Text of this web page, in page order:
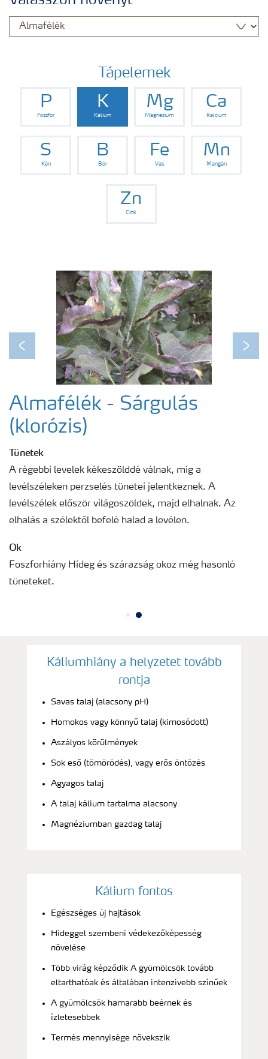
Yara adatbázis
Kísérleti eredmények
Kiadványaink
Egészséges növény - egészséges bolygó
Fenológiai ábrák
Tápelemek
P
Foszfor
K
Kálium
Mg
Magnézium
Ca
Kalcium
S
Kén
B
Bór
Fe
Vas
Mn
Mangán
Zn
Cink
Previous Next
Almafélék - Sárgulás
(klorózis)
Tünetek
A régebbi levelek kékeszölddé válnak, míg a
levélszéleken perzselés tünetei jelentkeznek. A
levélszélek először világoszöldek, majd elhalnak. Az
elhalás a szélektől befelé halad a levélen.
Ok
Foszforhiány Hideg és szárazság okoz még hasonló
tüneteket.
Káliumhiány a helyzetet tovább
rontja
Savas talaj (alacsony pH)
Homokos vagy könnyű talaj (kimosódott)
Aszályos körülmények
Sok eső (tömörödés), vagy erős öntözés
Agyagos talaj
A talaj kálium tartalma alacsony
Magnéziumban gazdag talaj
Kálium fontos
Egészséges új hajtások
Hideggel szembeni védekezőképesség
növelése
Több virág képződik A gyümölcsök tovább
eltarthatóak és általában intenzívebb színűek
A gyümölcsök hamarabb beérnek és
ízletesebbek
Termés mennyisége növekszik